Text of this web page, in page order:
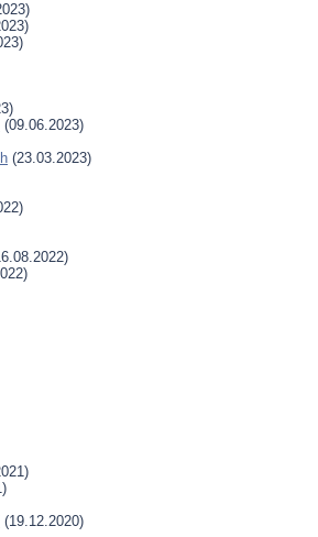
(09.06.2023)
(23.03.2023)
(19.12.2020)